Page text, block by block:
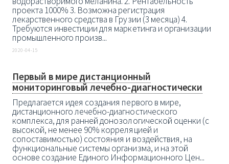
проекта 1000% 3. Возможна регистрация
лекарственного средства в Грузии (3 месяца) 4.
Требуются инвестиции для маркетинга и организации
промышленного произв...
2020-04-15
Первый в мире дистанционный
мониторинговый лечебно-диагностически
Предлагается идея создания первого в мире,
дистанционного лечебно-диагностического
комплекса, для ранней донозологической оценки (с
высокой, не менее 90% корреляцией и
сопоставимостью) состояния и воздействия, на
функциональные системы организма, и на этой
основе создание Единого Информационного Цен...